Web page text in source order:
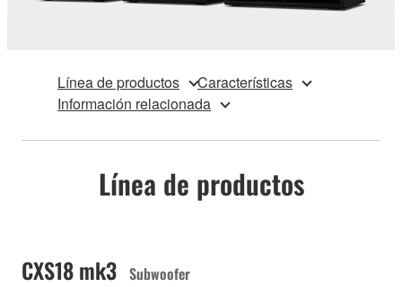
Línea de productos
Características
Información relacionada
Línea de productos
CXS18 mk3 Subwoofer